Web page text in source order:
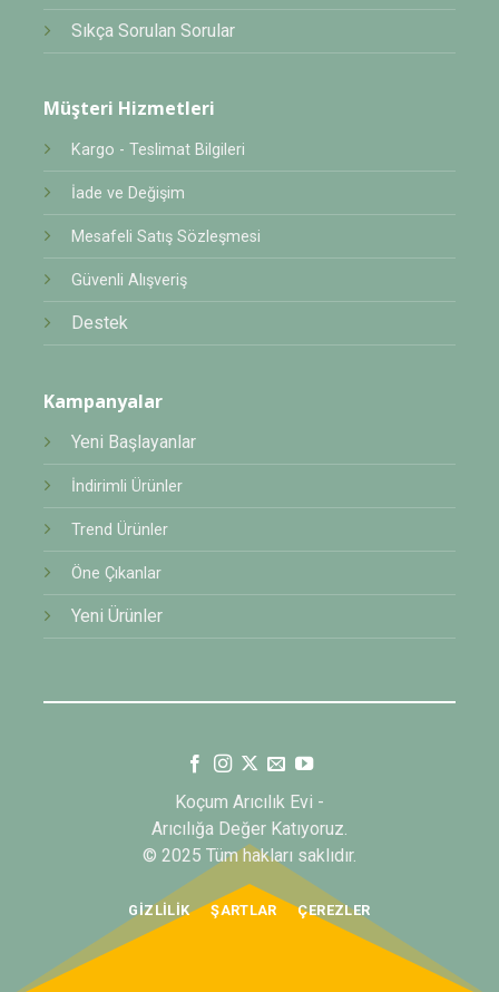
Sıkça Sorulan Sorular
Müşteri Hizmetleri
Kargo - Teslimat Bilgileri
İade ve Değişim
Mesafeli Satış Sözleşmesi
Güvenli Alışveriş
Destek
Kampanyalar
Yeni Başlayanlar
İndirimli Ürünler
Trend Ürünler
Öne Çıkanlar
Yeni Ürünler
Koçum Arıcılık Evi -
Arıcılığa Değer Katıyoruz.
© 2025 Tüm hakları saklıdır.
GIZLILIK ŞARTLAR ÇEREZLER